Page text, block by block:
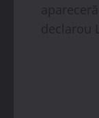
declarou